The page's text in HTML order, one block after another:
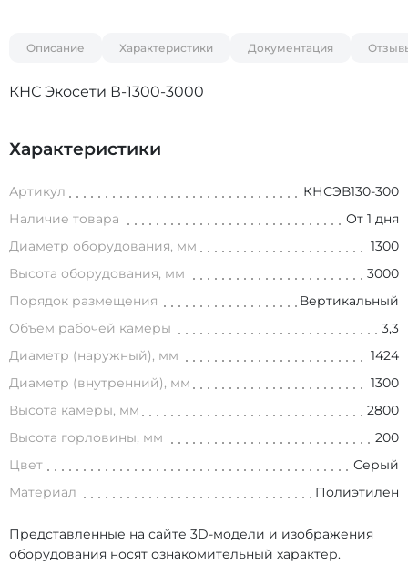
Описание Характеристики Документация
КНС Экосети В-1300-3000
Характеристики
Артикул
КНСЭВ130-300
Наличие товара
От 1 дня
Диаметр оборудования, мм
1300
Высота оборудования, мм
3000
Порядок размещения
Вертикальный
Объем рабочей камеры
3,3
Диаметр (наружный), мм
1424
Диаметр (внутренний), мм
1300
Высота камеры, мм
2800
Высота горловины, мм
200
Цвет
Серый
Материал
Полиэтилен
Представленные на сайте 3D-модели и изображения
оборудования носят ознакомительный характер.